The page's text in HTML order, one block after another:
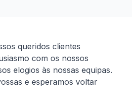
queridos clientes
com os nossos
elogios às nossas equipas.
e esperamos voltar